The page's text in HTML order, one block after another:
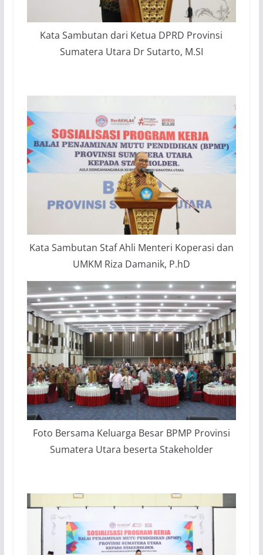
Kata Sambutan dari Ketua DPRD Provinsi
Sumatera Utara Dr Sutarto, M.SI
Kata Sambutan Staf Ahli Menteri Koperasi dan
UMKM Riza Damanik, P.hD
Foto Bersama Keluarga Besar BPMP Provinsi
Sumatera Utara beserta Stakeholder